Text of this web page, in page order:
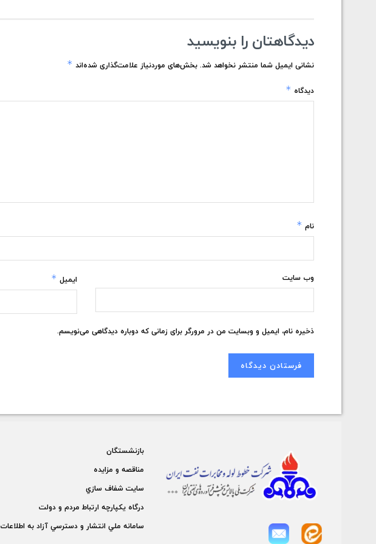
دیدگاهتان را بنویسید
نشانی ایمیل شما منتشر نخواهد شد. بخش‌های موردنیاز علامت‌گذاری شده‌اند *
دیدگاه *
نام *
ایمیل * وب‌ سایت
ذخیره نام، ایمیل و وبسایت من در مرورگر برای زمانی که دوباره دیدگاهی می‌نویسم.
بازنشستگان
مناقصه و مزايده
سايت شفاف سازي
درگاه يكپارچه ارتباط مردم و دولت
سامانه ملي انتشار و دسترسي آزاد به اطلاعات